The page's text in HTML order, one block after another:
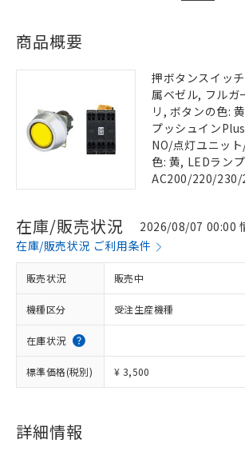
商品概要
押ボタンスイッ
属ベゼル, フルガ
リ, ボタンの色:
プッシュイン
NO/点灯ユニッ
色: 黄, LEDラン
AC200/220/230/
在庫/販売状況
2026/08/07 00:00
在庫/販売状況 ご利用条件
販売状況 販売中
機種区分 受注生産機種
在庫状況
標準価格(税別) ¥ 3,500
詳細情報